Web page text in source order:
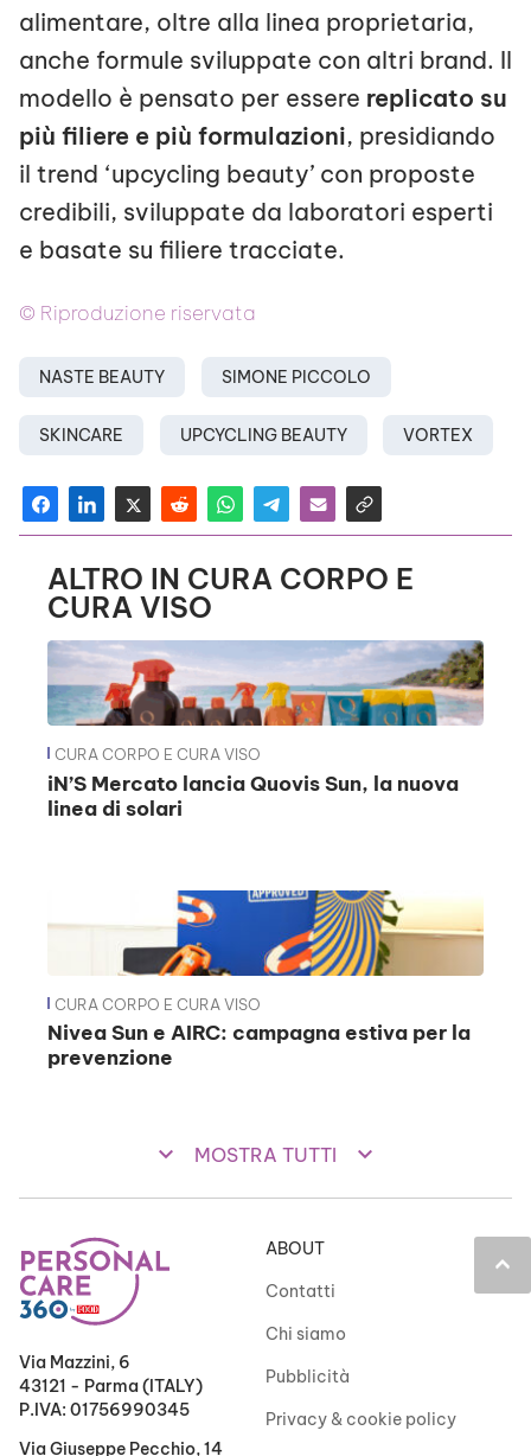
alimentare, oltre alla linea proprietaria,
anche formule sviluppate con altri brand. Il
modello è pensato per essere replicato su
più filiere e più formulazioni, presidiando
il trend ‘upcycling beauty’ con proposte
credibili, sviluppate da laboratori esperti
e basate su filiere tracciate.
© Riproduzione riservata
NASTE BEAUTY SIMONE PICCOLO
SKINCARE UPCYCLING BEAUTY VORTEX
ALTRO IN CURA CORPO E
CURA VISO
CURA CORPO E CURA VISO
iN’S Mercato lancia Quovis Sun, la nuova
linea di solari
CURA CORPO E CURA VISO
Nivea Sun e AIRC: campagna estiva per la
prevenzione
keyboard_arrow_down MOSTRA TUTTI keyboard_arrow_down
keyboard_arrow_up
Via Mazzini, 6
43121 - Parma (ITALY)
P.IVA: 01756990345
Via Giuseppe Pecchio, 14
ABOUT
Contatti
Chi siamo
Pubblicità
Privacy & cookie policy